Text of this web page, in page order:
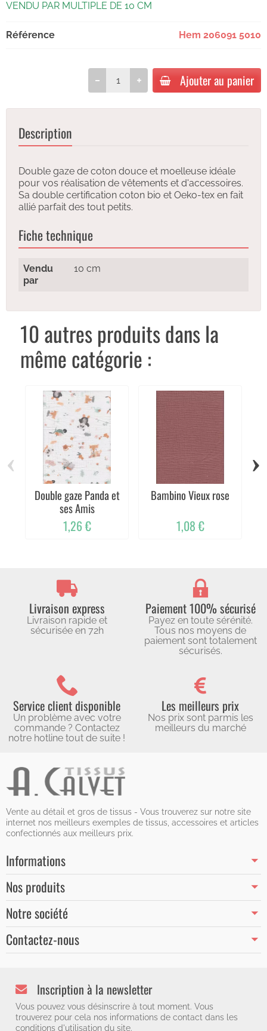
VENDU PAR MULTIPLE DE 10 CM
Référence Hem 206091 5010
Ajouter au panier
Description
Double gaze de coton douce et moelleuse idéale
pour vos réalisation de vêtements et d'accessoires.
Sa double certification coton bio et Oeko-tex en fait
allié parfait des tout petits.
Fiche technique
Vendu
par
10 cm
10 autres produits dans la
même catégorie :
Double gaze Panda et
ses Amis
1,26 €
Bambino Vieux rose
1,08 €
‹ ›
Livraison express
Livraison rapide et
sécurisée en 72h
Paiement 100% sécurisé
Payez en toute sérénité.
Tous nos moyens de
paiement sont totalement
sécurisés.
Service client disponible
Un problème avec votre
commande ? Contactez
notre hotline tout de suite !
Les meilleurs prix
Nos prix sont parmis les
meilleurs du marché
Vente au détail et gros de tissus - Vous trouverez sur notre site
internet nos meilleurs exemples de tissus, accessoires et articles
confectionnés aux meilleurs prix.
Informations
Nos produits
Notre société
Contactez-nous
Inscription à la newsletter
Vous pouvez vous désinscrire à tout moment. Vous
trouverez pour cela nos informations de contact dans les
conditions d'utilisation du site.